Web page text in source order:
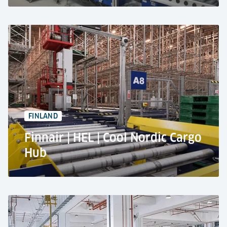
Cathay Pacific Catering
op de internationale luchthaven van Hongkong
Catering opslag- en transportsysteem
51.000.000 maaltijden per jaar
50.400 m² Oppervlakte
FINLAND
Finnair | HEL | Cool Nordic Cargo
Hub
Finnair's Nordic Cool Cargo Hub in Helsinki,
Finland